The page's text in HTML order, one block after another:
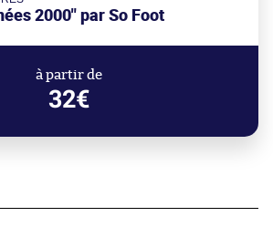
2000" par So Foot
à partir de
32€